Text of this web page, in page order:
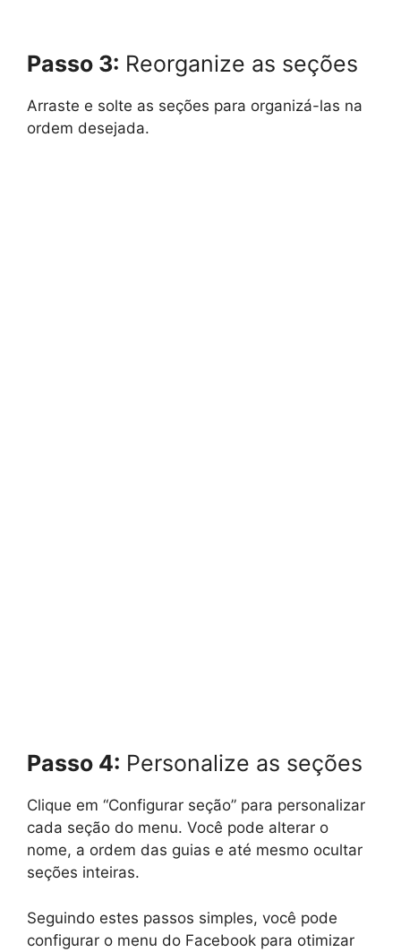
Passo 3: Reorganize as seções
Arraste e solte as seções para organizá-las na
ordem desejada.
Passo 4: Personalize as seções
Clique em “Configurar seção” para personalizar
cada seção do menu. Você pode alterar o
nome, a ordem das guias e até mesmo ocultar
seções inteiras.
Seguindo estes passos simples, você pode
configurar o menu do Facebook para otimizar